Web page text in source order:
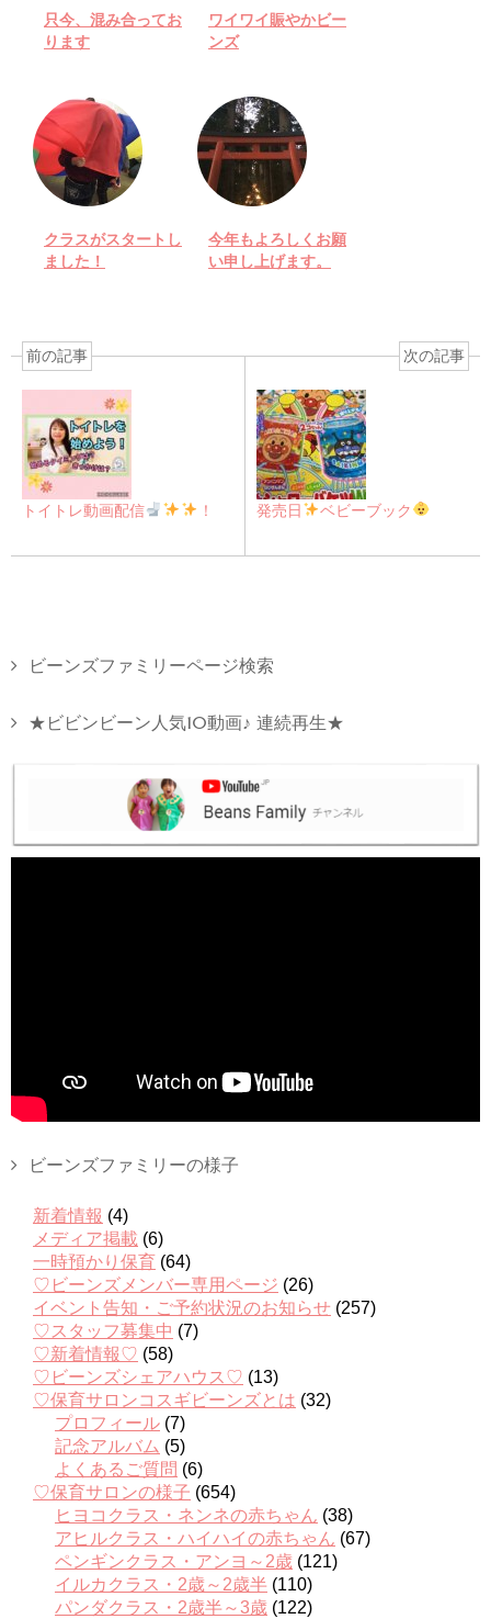
只今、混み合ってお
ります
ワイワイ賑やかビー
ンズ
クラスがスタートし
ました！
今年もよろしくお願
い申し上げます。
前の記事
トイトレ動画配信 ！
次の記事
発売日 ベビーブック
ビーンズファミリーページ検索
★ビビンビーン人気10動画♪ 連続再生★
ビーンズファミリーの様子
新着情報 (4)
メディア掲載 (6)
一時預かり保育 (64)
♡ビーンズメンバー専用ページ (26)
イベント告知・ご予約状況のお知らせ (257)
♡スタッフ募集中 (7)
♡新着情報♡ (58)
♡ビーンズシェアハウス♡ (13)
♡保育サロンコスギビーンズとは (32)
プロフィール (7)
記念アルバム (5)
よくあるご質問 (6)
♡保育サロンの様子 (654)
ヒヨコクラス・ネンネの赤ちゃん (38)
アヒルクラス・ハイハイの赤ちゃん (67)
ペンギンクラス・アンヨ～2歳 (121)
イルカクラス・2歳～2歳半 (110)
パンダクラス・2歳半～3歳 (122)